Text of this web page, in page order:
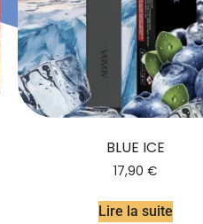
BLUE ICE
17,90 €
Lire la suite